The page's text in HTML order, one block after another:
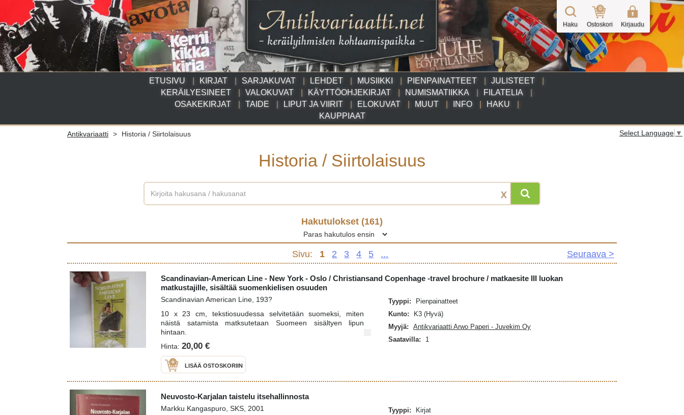
ETUSIVU KIRJAT SARJAKUVAT LEHDET MUSIIKKI PIENPAINATTEET
JULISTEET
KERÄILYESINEET
VALOKUVAT KÄYTTÖOHJEKIRJAT NUMISMATIIKKA
FILATELIA
OSAKEKIRJAT
TAIDE LIPUT JA VIIRIT ELOKUVAT MUUT INFO
HAKU
KAUPPIAAT
Haku
0
Ostoskori Kirjaudu
Select Language ▼
Antikvariaatti > Historia / Siirtolaisuus
Historia / Siirtolaisuus
X
Hakutulokset (161)
Sivu: 1 2 3 4 5 ... Seuraava >
Scandinavian-American Line - New York - Oslo / Christiansand Copenhage -travel brochure / matkaesite III luokan
matkustajille, sisältää suomenkielisen osuuden
Scandinavian American Line, 193?
10 x 23 cm, tekstiosuudessa selvitetään suomeksi, miten
näistä satamista matksutetaan Suomeen sisältyen lipun
hintaan.
Hinta: 20,00 €
LISÄÄ OSTOSKORIIN
Tyyppi:
Pienpainatteet
Kunto:
K3 (Hyvä)
Myyjä:
Antikvariaatti Arwo Paperi - Juvekim Oy
Saatavilla:
1
Neuvosto-Karjalan taistelu itsehallinnosta
Markku Kangaspuro, SKS, 2001 Tyyppi:
Kirjat